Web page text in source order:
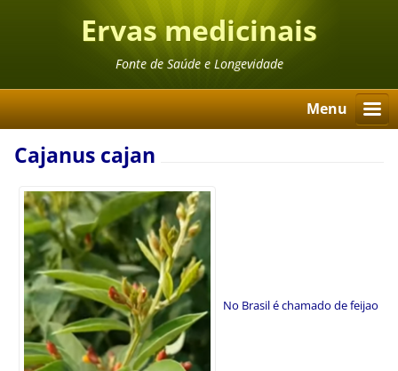
Ervas medicinais
Fonte de Saúde e Longevidade
Menu
Cajanus cajan
No Brasil é chamado de feijao